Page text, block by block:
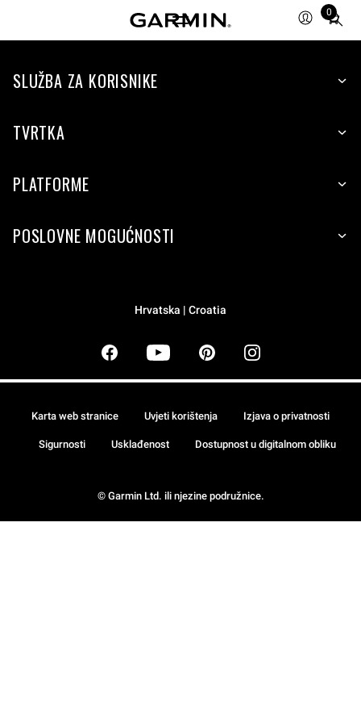
0
Total
items
cart:
SLUŽBA ZA KORISNIKE
TVRTKA
PLATFORME
POSLOVNE MOGUĆNOSTI
Hrvatska | Croatia
© Garmin Ltd. ili njezine podružnice.
Karta web stranice Uvjeti korištenja Izjava o privatnosti
Sigurnosti Usklađenost Dostupnost u digitalnom obliku